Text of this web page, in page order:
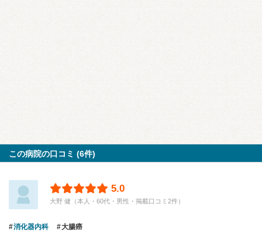
この病院の口コミ (6件)
5.0
大野 健（本人・60代・男性・掲載口コミ2件）
消化器内科 大腸癌